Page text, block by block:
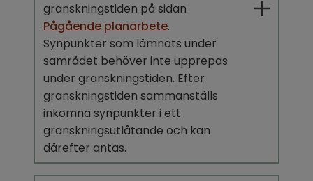
Pågående planarbete.
Synpunkter som lämnats under
samrådet behöver inte upprepas
under granskningstiden. Efter
granskningstiden sammanställs
inkomna synpunkter i ett
granskningsutlåtande och kan
därefter antas.